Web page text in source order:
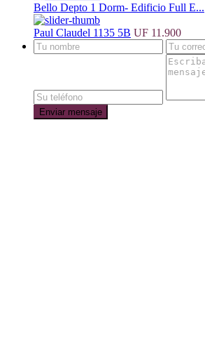
Bello Depto 1 Dorm- Edificio Full E...
Paul Claudel 1135 5B UF 11.900
Enviar mensaje